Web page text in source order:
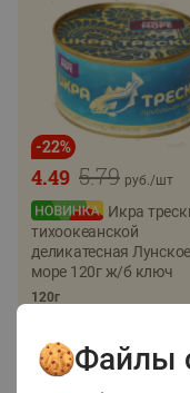
-22%
5.79
4.49 руб./шт
Икра
тихоокеанской
деликатесная Лунское
море 120г ж/б ключ
120г
Файлы